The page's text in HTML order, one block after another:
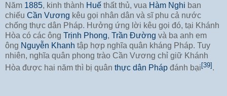
Năm 1885, kinh thành Huế thất thủ, vua Hàm Nghi ban
chiếu Cần Vương kêu gọi nhân dân và sĩ phu cả nước
chống thực dân Pháp. Hưởng ứng lời kêu gọi đó, tại Khánh
Hòa có các ông Trịnh Phong, Trần Đường và ba anh em
ông Nguyễn Khanh tập hợp nghĩa quân kháng Pháp. Tuy
nhiên, nghĩa quân phong trào Cần Vương chỉ giữ Khánh
Hòa được hai năm thì bị quân thực dân Pháp đánh bại[39].